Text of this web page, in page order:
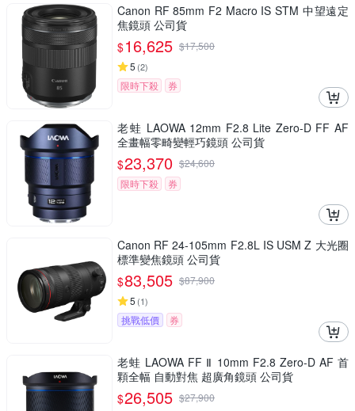
Canon RF 85mm F2 Macro IS STM 中望遠定
焦鏡頭 公司貨
$16,625 $17,500
5 (2)
限時下殺 券
老蛙 LAOWA 12mm F2.8 Lite Zero-D FF AF
全畫幅零畸變輕巧鏡頭 公司貨
$23,370 $24,600
限時下殺
券
Canon RF 24-105mm F2.8L IS USM Z 大光圈
標準變焦鏡頭 公司貨
$83,505 $87,900
5 (1)
挑戰低價 券
老蛙 LAOWA FF Ⅱ 10mm F2.8 Zero-D AF 首
顆全幅 自動對焦 超廣角鏡頭 公司貨
$26,505 $27,900